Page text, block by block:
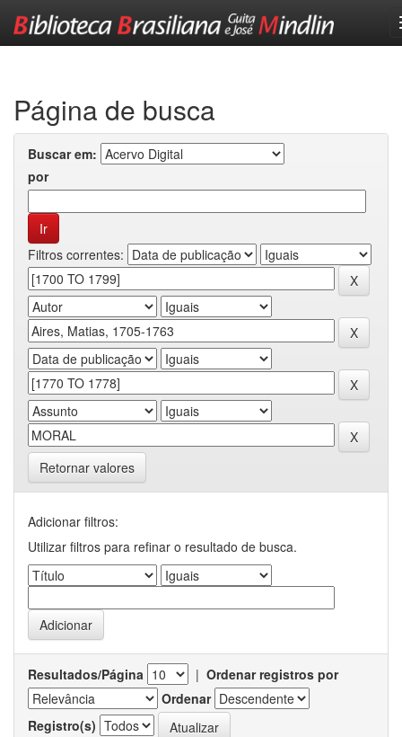
Página de busca
Buscar em:
por
Filtros correntes:
Retornar valores
Adicionar filtros:
Utilizar filtros para refinar o resultado de busca.
Resultados/Página | Ordenar registros por
Ordenar
Registro(s)